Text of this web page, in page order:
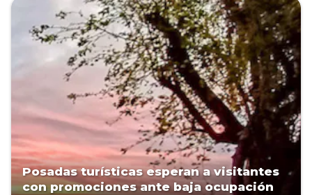
Posadas turísticas esperan a visitantes
con promociones ante baja ocupación